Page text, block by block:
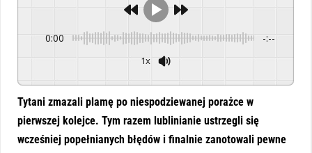
0:00 -:--
1x
Tytani zmazali plamę po niespodziewanej porażce w
pierwszej kolejce. Tym razem lublinianie ustrzegli się
wcześniej popełnianych błędów i finalnie zanotowali pewne